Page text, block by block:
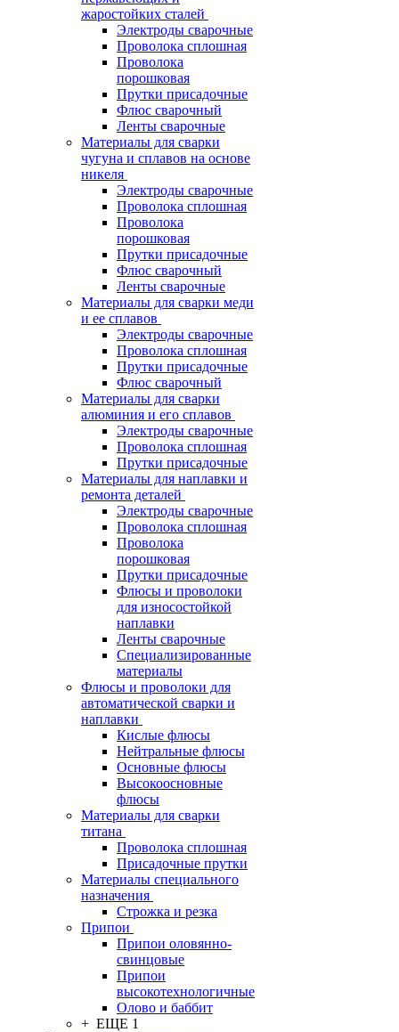
жаростойких сталей
Электроды сварочные
Проволока сплошная
Проволока
порошковая
Прутки присадочные
Флюс сварочный
Ленты сварочные
Материалы для сварки
чугуна и сплавов на основе
никеля
Электроды сварочные
Проволока сплошная
Проволока
порошковая
Прутки присадочные
Флюс сварочный
Ленты сварочные
Материалы для сварки меди
и ее сплавов
Электроды сварочные
Проволока сплошная
Прутки присадочные
Флюс сварочный
Материалы для сварки
алюминия и его сплавов
Электроды сварочные
Проволока сплошная
Прутки присадочные
Материалы для наплавки и
ремонта деталей
Электроды сварочные
Проволока сплошная
Проволока
порошковая
Прутки присадочные
Флюсы и проволоки
для износостойкой
наплавки
Ленты сварочные
Специализированные
материалы
Флюсы и проволоки для
автоматической сварки и
наплавки
Кислые флюсы
Нейтральные флюсы
Основные флюсы
Высокоосновные
флюсы
Материалы для сварки
титана
Проволока сплошная
Присадочные прутки
Материалы специального
назначения
Строжка и резка
Припои
Припои оловянно-
свинцовые
Припои
высокотехнологичные
Олово и баббит
+ ЕЩЕ 1